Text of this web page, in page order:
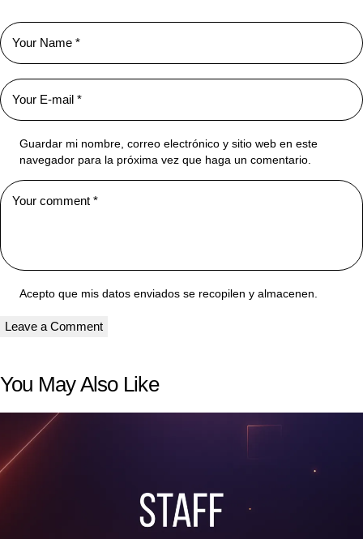
Guardar mi nombre, correo electrónico y sitio web en este
navegador para la próxima vez que haga un comentario.
Acepto que mis datos enviados se recopilen y almacenen.
You May Also Like